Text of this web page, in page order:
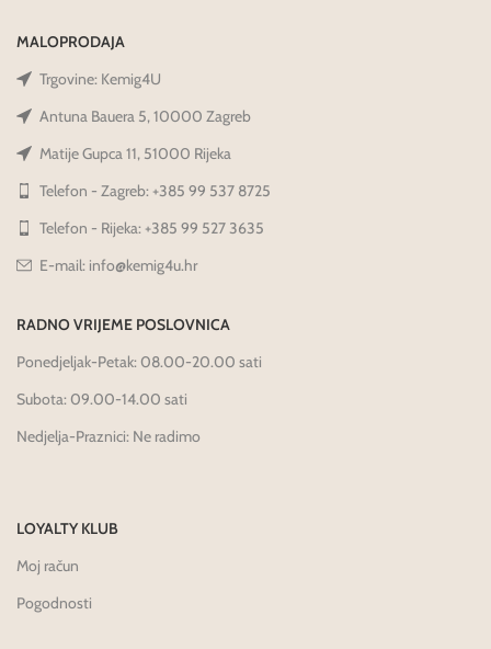
MALOPRODAJA
Trgovine: Kemig4U
Antuna Bauera 5, 10000 Zagreb
Matije Gupca 11, 51000 Rijeka
Telefon - Zagreb: +385 99 537 8725
Telefon - Rijeka: +385 99 527 3635
E-mail: info@kemig4u.hr
RADNO VRIJEME POSLOVNICA
Ponedjeljak-Petak: 08.00-20.00 sati
Subota: 09.00-14.00 sati
Nedjelja-Praznici: Ne radimo
LOYALTY KLUB
Moj račun
Pogodnosti